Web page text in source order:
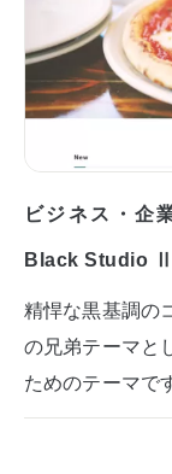
ビジネス・企
Black Studio Ⅱ
精悍な黒基調の
の兄弟テーマと
ためのテーマで